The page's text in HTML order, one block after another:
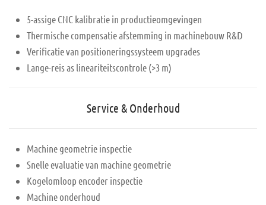
5-assige CNC kalibratie in productieomgevingen
Thermische compensatie afstemming in machinebouw R&D
Verificatie van positioneringssysteem upgrades
Lange-reis as lineariteitscontrole (>3 m)
Service & Onderhoud
Machine geometrie inspectie
Snelle evaluatie van machine geometrie
Kogelomloop encoder inspectie
Machine onderhoud